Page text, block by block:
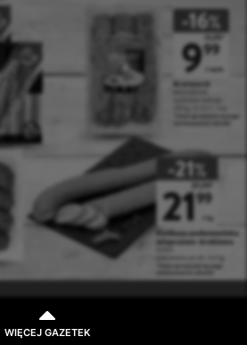
WIĘCEJ GAZETEK